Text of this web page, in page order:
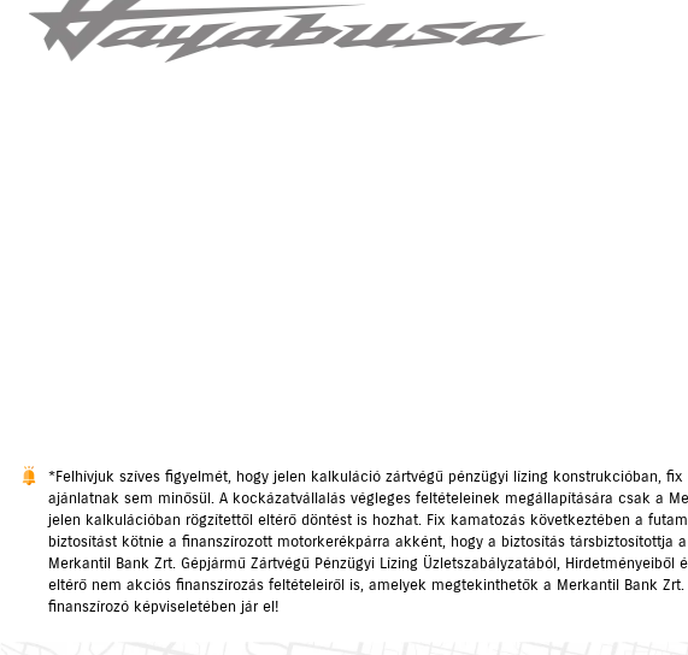
*Felhívjuk szíves figyelmét, hogy jelen kalkuláció zártvégű pénzügyi lízing konstrukcióban,
ajánlatnak sem minősül. A kockázatvállalás végleges feltételeinek megállapítására csak a
jelen kalkulációban rögzítettől eltérő döntést is hozhat. Fix kamatozás következtében a
biztosítást kötnie a finanszírozott motorkerékpárra akként, hogy a biztosítás
Merkantil Bank Zrt. Gépjármű Zártvégű Pénzügyi Lízing Üzletszabályzatából,
eltérő nem akciós finanszírozás feltételeiről is, amelyek megtekinthetők a Merkantil Bank
finanszírozó képviseletében jár el!